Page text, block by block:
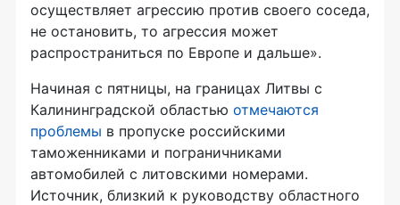
осуществляет агрессию против своего соседа,
не остановить, то агрессия может
распространиться по Европе и дальше».
Начиная с пятницы, на границах Литвы с
Калининградской областью отмечаются
проблемы в пропуске российскими
таможенниками и пограничниками
автомобилей с литовскими номерами.
Источник, близкий к руководству областного